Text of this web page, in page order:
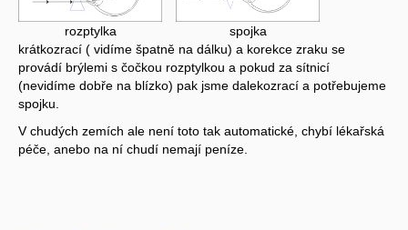
rozptylka spojka
krátkozrací ( vidíme špatně na dálku) a korekce zraku se
provádí brýlemi s čočkou rozptylkou a pokud za sítnicí
(nevidíme dobře na blízko) pak jsme dalekozrací a potřebujeme
spojku.
V chudých zemích ale není toto tak automatické, chybí lékařská
péče, anebo na ní chudí nemají peníze.